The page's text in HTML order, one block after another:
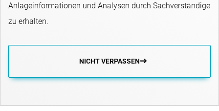
Anlageinformationen und Analysen durch Sachverständige
zu erhalten.
NICHT VERPASSEN